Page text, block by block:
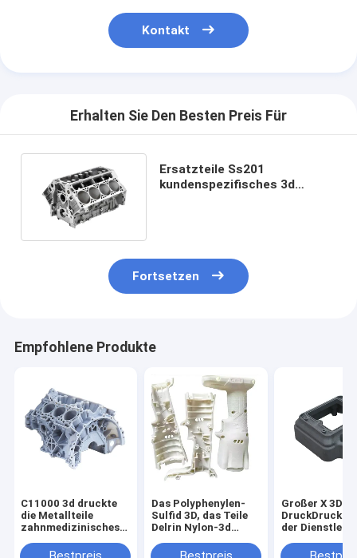
Kontakt
Erhalten Sie Den Besten Preis Für
Ersatzteile Ss201
kundenspezifisches 3d
Fortsetzen
Empfohlene Produkte
C11000 3d druckte
die Metallteile
zahnmedizinisches
ODM druckend
Das Polyphenylen-
Sulfid 3D, das Teile
Delrin Nylon-3d
Großer X 3D
der